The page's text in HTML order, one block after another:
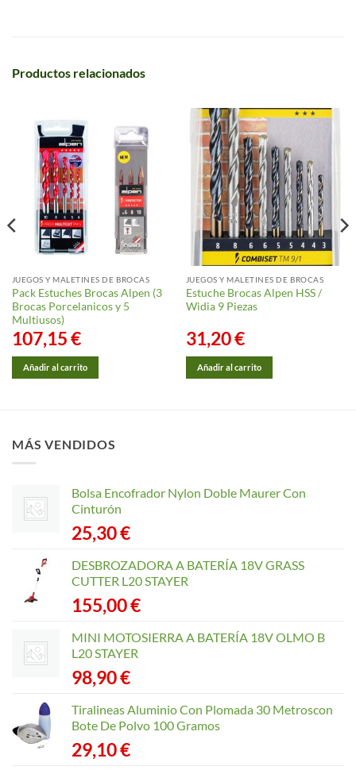
Productos relacionados
JUEGOS Y MALETINES DE BROCAS
Pack Estuches Brocas Alpen (3
Brocas Porcelanicos y 5
Multiusos)
107,15€
Añadir al carrito
JUEGOS Y MALETINES DE BROCAS
Estuche Brocas Alpen HSS /
Widia 9 Piezas
31,20€
Añadir al carrito
MÁS VENDIDOS
Bolsa Encofrador Nylon Doble Maurer Con
Cinturón
25,30€
DESBROZADORA A BATERÍA 18V GRASS
CUTTER L20 STAYER
155,00€
MINI MOTOSIERRA A BATERÍA 18V OLMO B
L20 STAYER
98,90€
Tiralineas Aluminio Con Plomada 30 Metroscon
Bote De Polvo 100 Gramos
29,10€